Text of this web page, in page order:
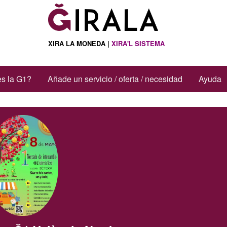
XIRA LA MONEDA | XIRA'L SISTEMA
la G1? Añade un servicio / oferta / necesidad Ayuda